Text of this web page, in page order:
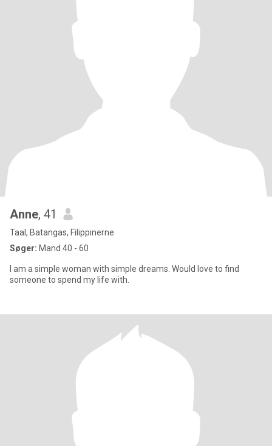
Anne, 41
Taal, Batangas, Filippinerne
Søger: Mand 40 - 60
I am a simple woman with simple dreams. Would love to find
someone to spend my life with.